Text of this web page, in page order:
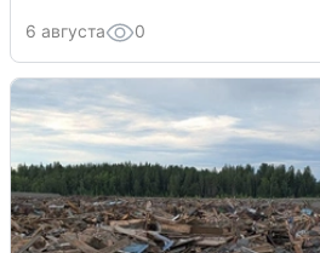
6 августа 0